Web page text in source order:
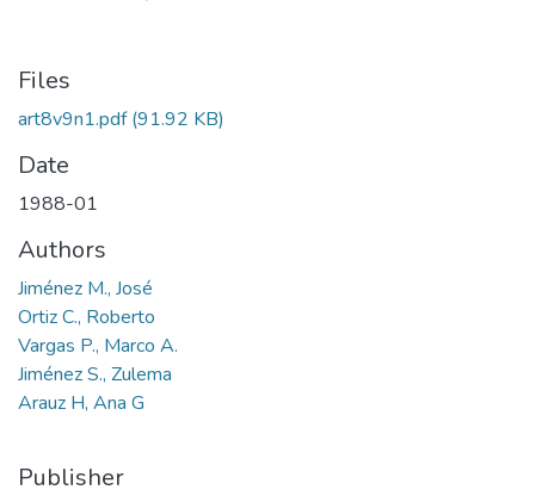
Files
art8v9n1.pdf(91.92 KB)
Date
1988-01
Authors
Jiménez M., José
Ortiz C., Roberto
Vargas P., Marco A.
Jiménez S., Zulema
Arauz H, Ana G
Publisher